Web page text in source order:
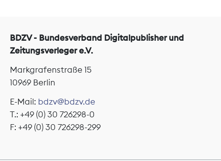
BDZV - Bundesverband Digitalpublisher und
Zeitungsverleger e.V.
Markgrafenstraße 15
10969 Berlin
E-Mail: bdzv@bdzv.de
T.: +49 (0) 30 726298-0
F: +49 (0) 30 726298-299